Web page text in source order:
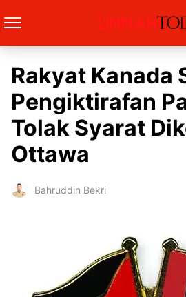
Rakyat Kanada
Pengiktirafan
Tolak Syarat
Ottawa
Bahruddin Bekri